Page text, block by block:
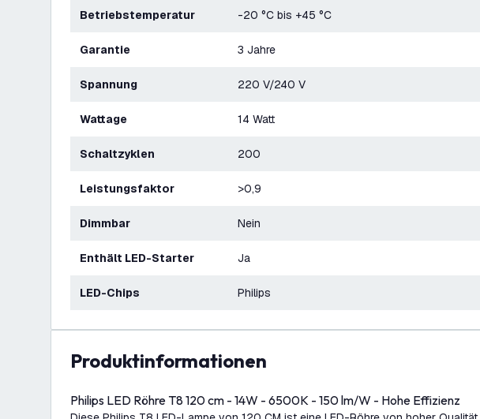
Betriebstemperatur -20 °C bis +45 °C
Garantie 3 Jahre
Spannung 220 V/240 V
Wattage 14 Watt
Schaltzyklen 200
Leistungsfaktor >0,9
Dimmbar Nein
Enthält LED-Starter Ja
LED-Chips Philips
Produktinformationen
Philips LED Röhre T8 120 cm - 14W - 6500K - 150 lm/W - Hohe Effizienz